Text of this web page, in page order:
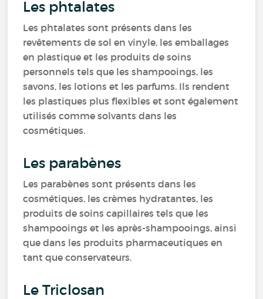
Les phtalates
Les phtalates sont présents dans les
revêtements de sol en vinyle, les emballages
en plastique et les produits de soins
personnels tels que les shampooings, les
savons, les lotions et les parfums. Ils rendent
les plastiques plus flexibles et sont également
utilisés comme solvants dans les
cosmétiques.
Les parabènes
Les parabènes sont présents dans les
cosmétiques, les crèmes hydratantes, les
produits de soins capillaires tels que les
shampooings et les après-shampooings, ainsi
que dans les produits pharmaceutiques en
tant que conservateurs.
Le Triclosan